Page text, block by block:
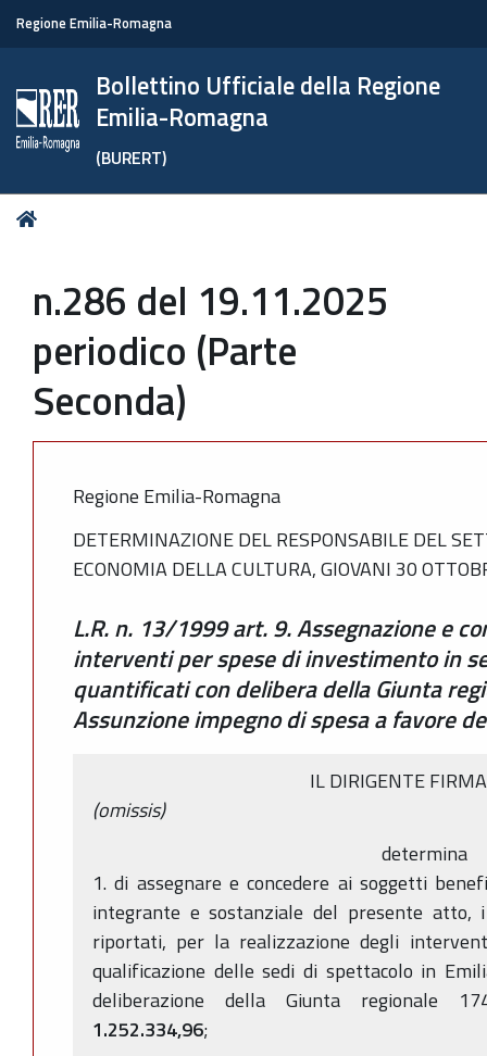
Regione Emilia-Romagna
Bollettino Ufficiale della Regione
Emilia-Romagna
(BURERT)
Tu
n.286 del 19.11.2025
periodico (Parte
Seconda)
Regione Emilia-Romagna
DETERMINAZIONE DEL RESPONSABILE DEL
ECONOMIA DELLA CULTURA, GIOVANI 30
L.R. n. 13/1999 art. 9. Assegnazione e
interventi per spese di investimento in
quantificati con delibera della Giunta
Assunzione impegno di spesa a favore
IL DIRIGENTE
(omissis)
determina
1. di assegnare e concedere ai soggetti
integrante e sostanziale del presente atto,
riportati, per la realizzazione degli
qualificazione delle sedi di spettacolo in
deliberazione della Giunta regionale
1.252.334,96;